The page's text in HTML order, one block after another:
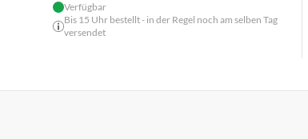
Verfügbar
Bis 15 Uhr bestellt - in der Regel noch am selben Tag
versendet